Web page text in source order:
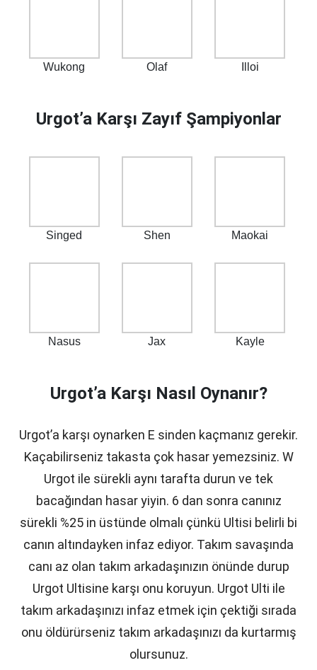
Wukong Olaf Illoi
Urgot’a Karşı Zayıf Şampiyonlar
Singed Shen Maokai
Nasus Jax Kayle
Urgot’a Karşı Nasıl Oynanır?
Urgot’a karşı oynarken E sinden kaçmanız gerekir.
Kaçabilirseniz takasta çok hasar yemezsiniz. W
Urgot ile sürekli aynı tarafta durun ve tek
bacağından hasar yiyin. 6 dan sonra canınız
sürekli %25 in üstünde olmalı çünkü Ultisi belirli bi
canın altındayken infaz ediyor. Takım savaşında
canı az olan takım arkadaşınızın önünde durup
Urgot Ultisine karşı onu koruyun. Urgot Ulti ile
takım arkadaşınızı infaz etmek için çektiği sırada
onu öldürürseniz takım arkadaşınızı da kurtarmış
olursunuz.